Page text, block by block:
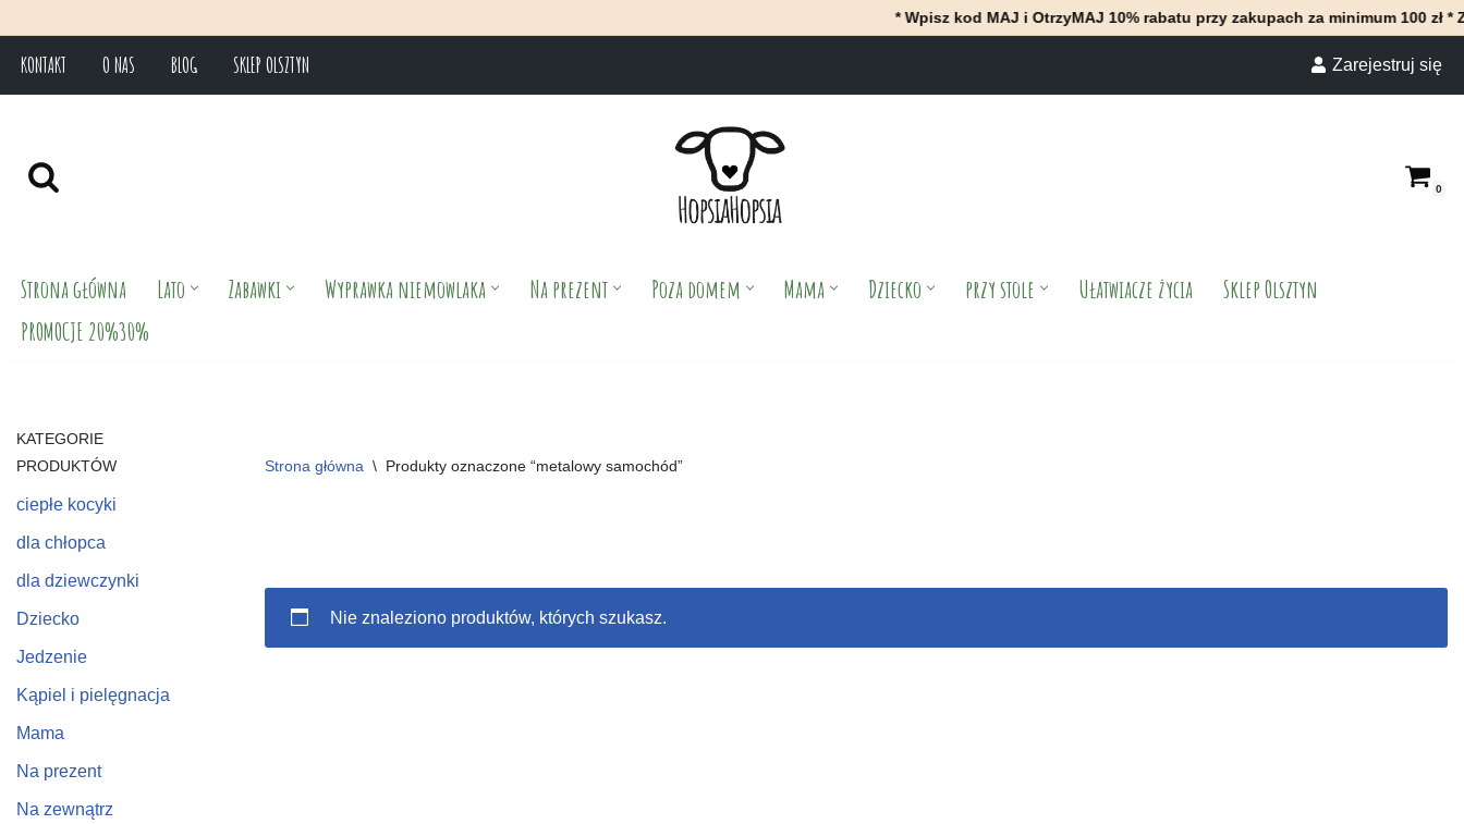
* Wpisz kod MAJ i OtrzyMAJ 10% rabatu przy zakupach za minimum 100 zł *
Przejdź
KONTAKT O NAS BLOG SKLEP OLSZTYN Zarejestruj się
0
Strona główna Lato Zabawki Wyprawka niemowlaka Na prezent Poza domem Mama Dziecko przy stole Ułatwiacze życia
Sklep Olsztyn
PROMOCJE 20%30%
KATEGORIE
PRODUKTÓW
ciepłe kocyki
dla chłopca
dla dziewczynki
Dziecko
Jedzenie
Kąpiel i pielęgnacja
Mama
Na prezent
Na zewnątrz
Strona główna \ Produkty oznaczone “metalowy samochód”
Nie znaleziono produktów, których szukasz.